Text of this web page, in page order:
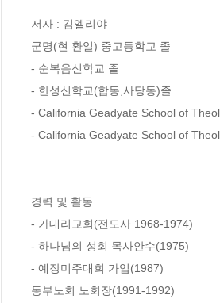
저자 : 김엘리야
군명(현 환일) 중고등학교 졸
- 순복음신학교 졸
- 한성신학교(합동,사당동)졸
- California Geadyate School of
- California Geadyate School of
경력 및 활동
- 가대리교회(전도사 1968-1974)
- 하나님의 성회 목사안수(1975)
- 예장미주대회 가입(1987)
동부노회 노회장(1991-1992)